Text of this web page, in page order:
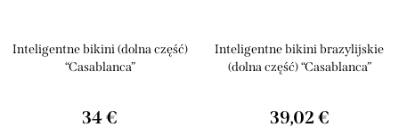
Inteligentne bikini (dolna część)
“Casablanca”
34 €
Inteligentne bikini brazylijskie
(dolna część) “Casablanca”
39,02 €